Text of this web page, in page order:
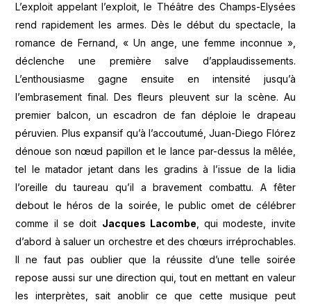
L’exploit appelant l’exploit, le Théâtre des Champs-Elysées
rend rapidement les armes. Dès le début du spectacle, la
romance de Fernand, « Un ange, une femme inconnue »,
déclenche une première salve d’applaudissements.
L’enthousiasme gagne ensuite en intensité jusqu’à
l’embrasement final. Des fleurs pleuvent sur la scène. Au
premier balcon, un escadron de fan déploie le drapeau
péruvien. Plus expansif qu’à l’accoutumé, Juan-Diego Flórez
dénoue son nœud papillon et le lance par-dessus la mêlée,
tel le matador jetant dans les gradins à l’issue de la lidia
l’oreille du taureau qu’il a bravement combattu. A fêter
debout le héros de la soirée, le public omet de célébrer
comme il se doit Jacques Lacombe, qui modeste, invite
d’abord à saluer un orchestre et des chœurs irréprochables.
Il ne faut pas oublier que la réussite d’une telle soirée
repose aussi sur une direction qui, tout en mettant en valeur
les interprètes, sait anoblir ce que cette musique peut